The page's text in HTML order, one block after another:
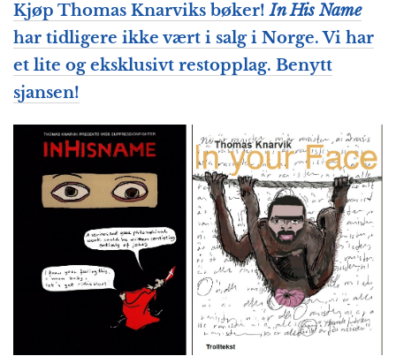
Kjøp Thomas Knarviks bøker!In His Name
har tidligere ikke vært i salg i Norge. Vi har
et lite og eksklusivt restopplag. Benytt
sjansen!